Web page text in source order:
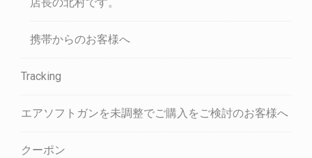
携帯からのお客様へ
Tracking
エアソフトガンを未調整でご購入をご検討のお客様へ
クーポン